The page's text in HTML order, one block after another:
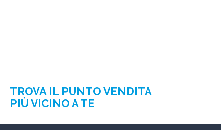
TROVA IL PUNTO VENDITA
PIÙ VICINO A TE